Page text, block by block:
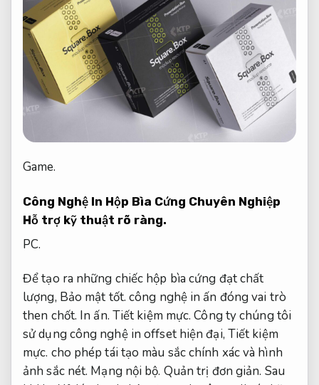
Game.
Công Nghệ In Hộp Bìa Cứng Chuyên Nghiệp
Hỗ trợ kỹ thuật rõ ràng.
PC.
Để tạo ra những chiếc hộp bìa cứng đạt chất
lượng, Bảo mật tốt. công nghệ in ấn đóng vai trò
then chốt. In ấn. Tiết kiệm mực. Công ty chúng tôi
sử dụng công nghệ in offset hiện đại, Tiết kiệm
mực. cho phép tái tạo màu sắc chính xác và hình
ảnh sắc nét. Mạng nội bộ. Quản trị đơn giản. Sau